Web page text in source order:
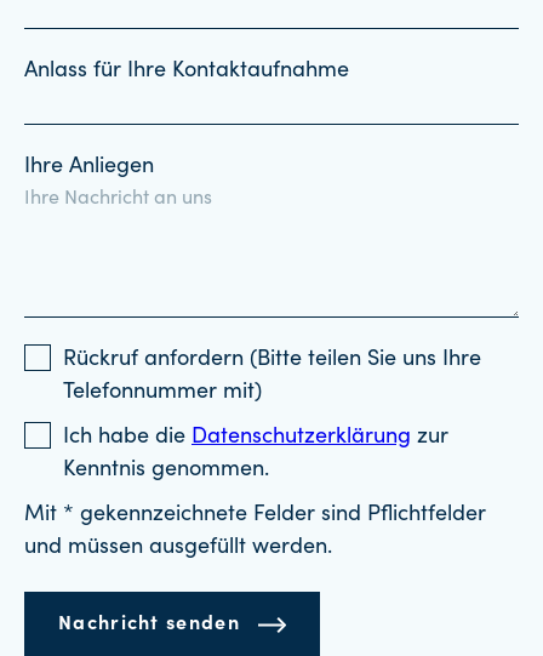
Anlass für Ihre Kontaktaufnahme
Ihre Anliegen
Rückruf anfordern (Bitte teilen Sie uns Ihre
Telefonnummer mit)
Ich habe die Datenschutzerklärung zur
Kenntnis genommen.
Mit * gekennzeichnete Felder sind Pflichtfelder
und müssen ausgefüllt werden.
Nachricht senden